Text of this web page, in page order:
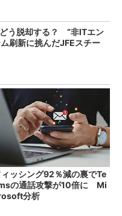
どう脱却する？ “非ITエン
刷新に挑んだJFEスチー
ィッシング92％減の裏でTe
の通話攻撃が10倍に Mi
分析